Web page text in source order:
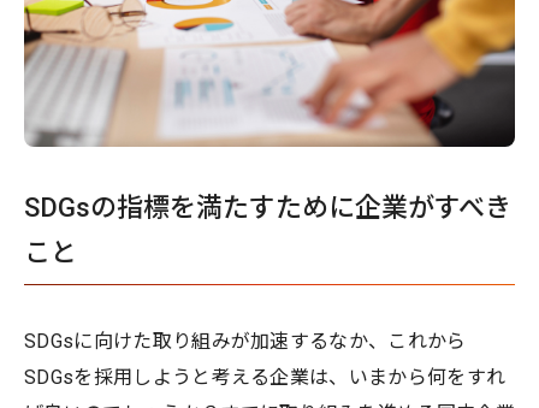
SDGsの指標を満たすために企業がすべき
こと
SDGsに向けた取り組みが加速するなか、これから
SDGsを採用しようと考える企業は、いまから何をすれ